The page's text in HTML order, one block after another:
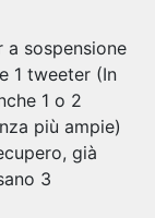
a sospensione
1 tweeter (In
1 o 2
più ampie)
già
3